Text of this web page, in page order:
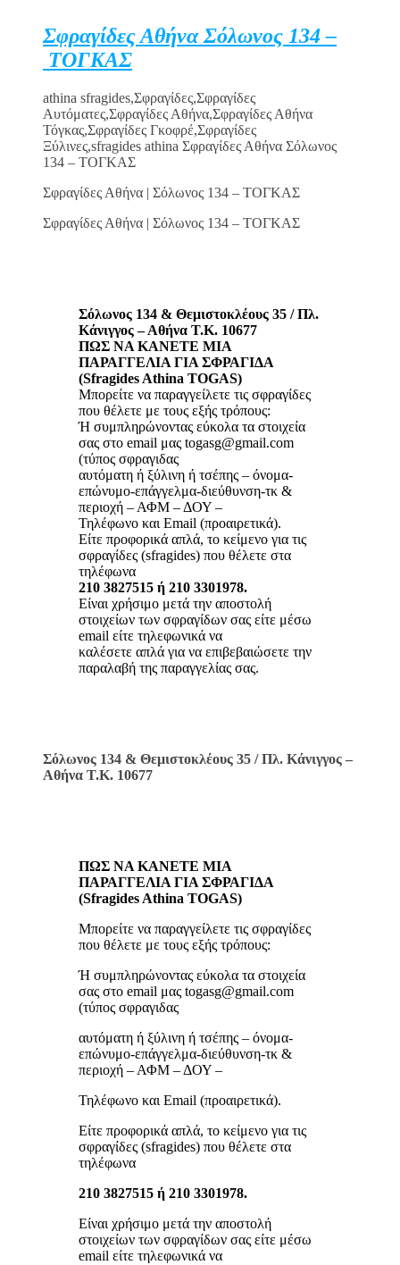
Σφραγίδες Αθήνα Σόλωνος 134 –
ΤΟΓΚΑΣ
athina sfragides,Σφραγίδες,Σφραγίδες
Αυτόματες,Σφραγίδες Αθήνα,Σφραγίδες Αθήνα
Τόγκας,Σφραγίδες Γκοφρέ,Σφραγίδες
Ξύλινες,sfragides athina Σφραγίδες Αθήνα Σόλωνος
134 – ΤΟΓΚΑΣ
Σφραγίδες Αθήνα | Σόλωνος 134 – ΤΟΓΚΑΣ
Σφραγίδες Αθήνα | Σόλωνος 134 – ΤΟΓΚΑΣ
Σόλωνος 134 & Θεμιστοκλέους 35 / Πλ.
Κάνιγγος – Αθήνα Τ.Κ. 10677
ΠΩΣ ΝΑ ΚΑΝΕΤΕ ΜΙΑ
ΠΑΡΑΓΓΕΛΙΑ ΓΙΑ ΣΦΡΑΓΙΔΑ
(Sfragides Athina TOGAS)
Μπορείτε να παραγγείλετε τις σφραγίδες
που θέλετε με τους εξής τρόπους:
Ή συμπληρώνοντας εύκολα τα στοιχεία
σας στο email μας togasg@gmail.com
(τύπος σφραγιδας
αυτόματη ή ξύλινη ή τσέπης – όνομα-
επώνυμο-επάγγελμα-διεύθυνση-τκ &
περιοχή – ΑΦΜ – ΔΟΥ –
Τηλέφωνο και Email (προαιρετικά).
Είτε προφορικά απλά, το κείμενο για τις
σφραγίδες (sfragides) που θέλετε στα
τηλέφωνα
210 3827515 ή 210 3301978.
Είναι χρήσιμο μετά την αποστολή
στοιχείων των σφραγίδων σας είτε μέσω
email είτε τηλεφωνικά να
καλέσετε απλά για να επιβεβαιώσετε την
παραλαβή της παραγγελίας σας.
Σόλωνος 134 & Θεμιστοκλέους 35 / Πλ. Κάνιγγος –
Αθήνα Τ.Κ. 10677
ΠΩΣ ΝΑ ΚΑΝΕΤΕ ΜΙΑ
ΠΑΡΑΓΓΕΛΙΑ ΓΙΑ ΣΦΡΑΓΙΔΑ
(Sfragides Athina TOGAS)
Μπορείτε να παραγγείλετε τις σφραγίδες
που θέλετε με τους εξής τρόπους:
Ή συμπληρώνοντας εύκολα τα στοιχεία
σας στο email μας togasg@gmail.com
(τύπος σφραγιδας
αυτόματη ή ξύλινη ή τσέπης – όνομα-
επώνυμο-επάγγελμα-διεύθυνση-τκ &
περιοχή – ΑΦΜ – ΔΟΥ –
Τηλέφωνο και Email (προαιρετικά).
Είτε προφορικά απλά, το κείμενο για τις
σφραγίδες (sfragides) που θέλετε στα
τηλέφωνα
210 3827515 ή 210 3301978.
Είναι χρήσιμο μετά την αποστολή
στοιχείων των σφραγίδων σας είτε μέσω
email είτε τηλεφωνικά να